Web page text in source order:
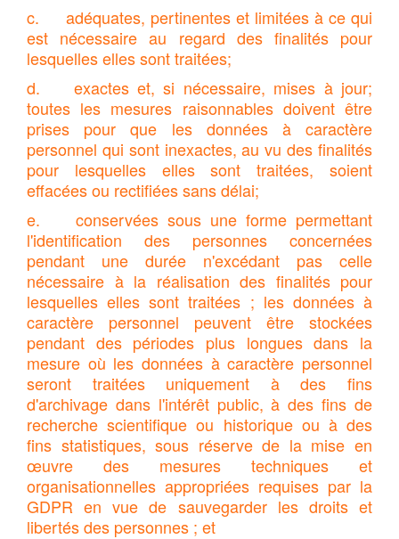
c. adéquates, pertinentes et limitées à ce qui
est nécessaire au regard des finalités pour
lesquelles elles sont traitées;
d. exactes et, si nécessaire, mises à jour;
toutes les mesures raisonnables doivent être
prises pour que les données à caractère
personnel qui sont inexactes, au vu des finalités
pour lesquelles elles sont traitées, soient
effacées ou rectifiées sans délai;
e. conservées sous une forme permettant
l'identification des personnes concernées
pendant une durée n'excédant pas celle
nécessaire à la réalisation des finalités pour
lesquelles elles sont traitées ; les données à
caractère personnel peuvent être stockées
pendant des périodes plus longues dans la
mesure où les données à caractère personnel
seront traitées uniquement à des fins
d'archivage dans l'intérêt public, à des fins de
recherche scientifique ou historique ou à des
fins statistiques, sous réserve de la mise en
œuvre des mesures techniques et
organisationnelles appropriées requises par la
GDPR en vue de sauvegarder les droits et
libertés des personnes ; et